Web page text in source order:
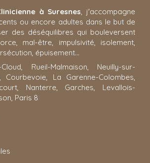
à Suresnes, j'accompagne
ou encore adultes dans le but de
des déséquilibres qui bouleversent
mal-être, impulsivité, isolement,
épuisement...
Rueil-Malmaison, Neuilly-sur-
Courbevoie, La Garenne-Colombes,
Nanterre, Garches, Levallois-
Paris 8